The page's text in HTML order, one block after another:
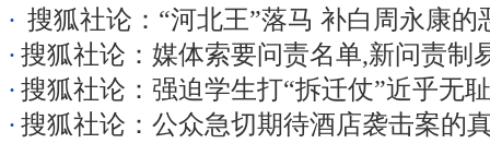
· 搜狐社论：“河北王”落马 补白周永康的
· 搜狐社论：媒体索要问责名单,新问责制
· 搜狐社论：强迫学生打“拆迁仗”近乎无
· 搜狐社论：公众急切期待酒店袭击案的